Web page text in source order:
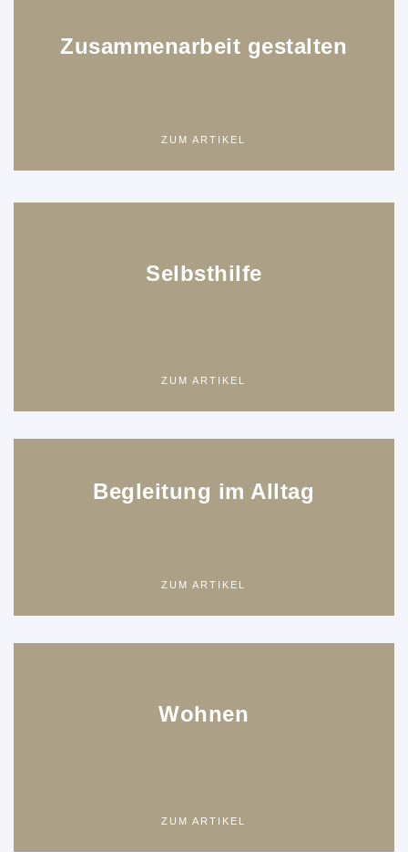
Zusammenarbeit gestalten
ZUM ARTIKEL
Selbsthilfe
ZUM ARTIKEL
Begleitung im Alltag
ZUM ARTIKEL
Wohnen
ZUM ARTIKEL